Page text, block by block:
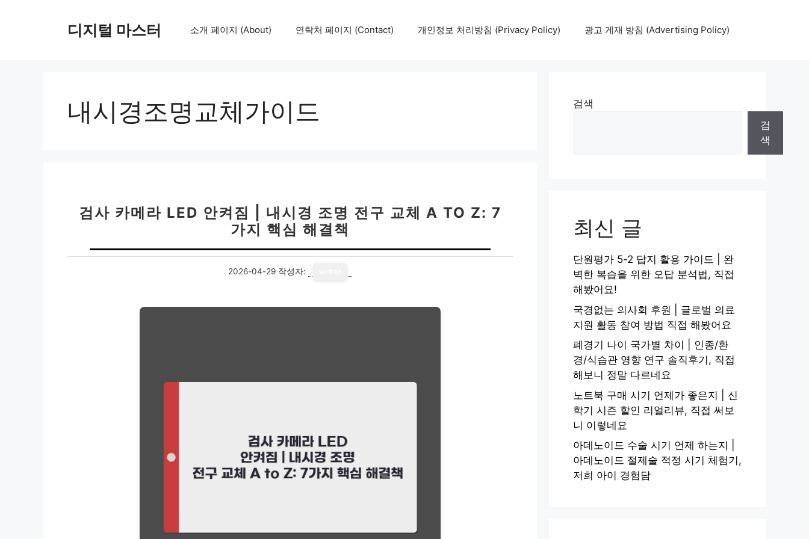
디지털 마스터 소개 페이지 (About) 연락처 페이지 (Contact) 개인정보 처리방침 (Privacy Policy) 광고 게재 방침 (Advertising Policy)
내시경조명교체가이드
검사 카메라 LED 안켜짐 | 내시경 조명 전구 교체 A TO Z: 7
가지 핵심 해결책
2026-04-29 작성자:
검색
검
색
최신 글
단원평가 5-2 답지 활용 가이드 | 완
벽한 복습을 위한 오답 분석법, 직접
해봤어요!
국경없는 의사회 후원 | 글로벌 의료
지원 활동 참여 방법 직접 해봤어요
폐경기 나이 국가별 차이 | 인종/환
경/식습관 영향 연구 솔직후기, 직접
해보니 정말 다르네요
노트북 구매 시기 언제가 좋은지 | 신
학기 시즌 할인 리얼리뷰, 직접 써보
니 이렇네요
아데노이드 수술 시기 언제 하는지 |
아데노이드 절제술 적정 시기 체험기,
저희 아이 경험담